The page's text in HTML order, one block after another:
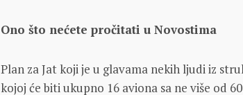
Ono što nećete pročitati u Novostima
Plan za Jat koji je u glavama nekih ljudi iz
kojoj će biti ukupno 16 aviona sa ne više od